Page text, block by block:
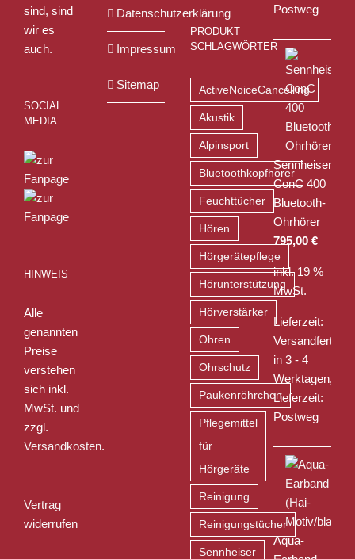
sind, sind
wir es
auch.
SOCIAL
MEDIA
HINWEIS
Alle
genannten
Preise
verstehen
sich inkl.
MwSt. und
zzgl.
Versandkosten.
Vertrag
widerrufen
Datenschutzerklärung
Impressum
Sitemap
PRODUKT
SCHLAGWÖRTER
ActiveNoiceCancelling
Akustik
Alpinsport
Bluetoothkopfhörer
Feuchttücher
Hören
Hörgerätepflege
Hörunterstützung
Hörverstärker
Ohren
Ohrschutz
Paukenröhrchen
Pflegemittel
für
Hörgeräte
Reinigung
Reinigungstücher
Sennheiser
Postweg
Sennheiser
ConC 400
Bluetooth-
Ohrhörer
795,00 €
inkl. 19 %
MwSt.
Lieferzeit:
Versandfertig
in 3 - 4
Werktagen,
Lieferzeit:
Postweg
Aqua-